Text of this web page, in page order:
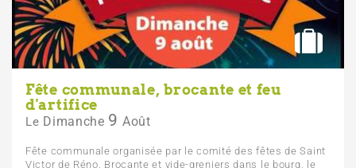
Fête communale, brocante et feu
d'artifice
Le Dimanche 9 Août
Fête communale organisée par le comité des fêtes de Saint
Victor de Réno. Brocante et vide-greniers dans le bourg, le